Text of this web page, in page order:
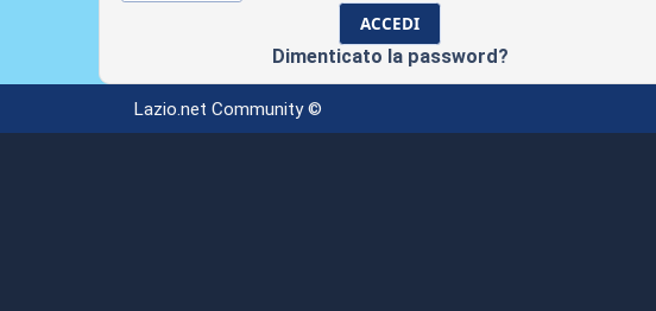
Dimenticato la password?
Lazio.net Community ©